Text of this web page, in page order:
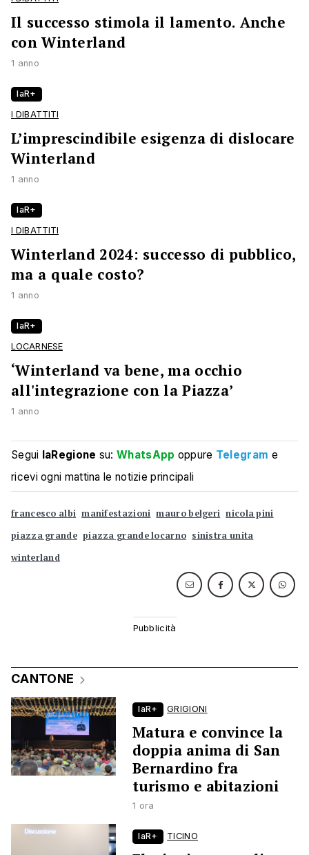
Il successo stimola il lamento. Anche
con Winterland
1 anno
laR+
I DIBATTITI
L’imprescindibile esigenza di dislocare
Winterland
1 anno
laR+
I DIBATTITI
Winterland 2024: successo di pubblico,
ma a quale costo?
1 anno
laR+
LOCARNESE
‘Winterland va bene, ma occhio
all'integrazione con la Piazza’
1 anno
Segui laRegione su:WhatsApp oppure Telegram e
ricevi ogni mattina le notizie principali
francesco albi manifestazioni mauro belgeri nicola pini
piazza grande piazza grande locarno sinistra unita
winterland
CANTONE
laR+ GRIGIONI
Matura e convince la
doppia anima di San
Bernardino fra
turismo e abitazioni
1 ora
laR+ TICINO